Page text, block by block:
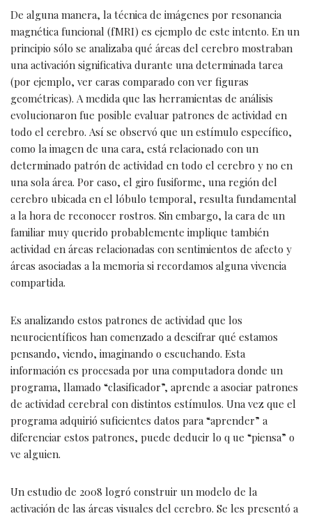
De alguna manera, la técnica de imágenes por resonancia
magnética funcional (fMRI) es ejemplo de este intento. En un
principio sólo se analizaba qué áreas del cerebro mostraban
una activación significativa durante una determinada tarea
(por ejemplo, ver caras comparado con ver figuras
geométricas). A medida que las herramientas de análisis
evolucionaron fue posible evaluar patrones de actividad en
todo el cerebro. Así se observó que un estímulo específico,
como la imagen de una cara, está relacionado con un
determinado patrón de actividad en todo el cerebro y no en
una sola área. Por caso, el giro fusiforme, una región del
cerebro ubicada en el lóbulo temporal, resulta fundamental
a la hora de reconocer rostros. Sin embargo, la cara de un
familiar muy querido probablemente implique también
actividad en áreas relacionadas con sentimientos de afecto y
áreas asociadas a la memoria si recordamos alguna vivencia
compartida.
Es analizando estos patrones de actividad que los
neurocientíficos han comenzado a descifrar qué estamos
pensando, viendo, imaginando o escuchando. Esta
información es procesada por una computadora donde un
programa, llamado “clasificador”, aprende a asociar patrones
de actividad cerebral con distintos estímulos. Una vez que el
programa adquirió suficientes datos para “aprender” a
diferenciar estos patrones, puede deducir lo q ue “piensa” o
ve alguien.
Un estudio de 2008 logró construir un modelo de la
activación de las áreas visuales del cerebro. Se les presentó a